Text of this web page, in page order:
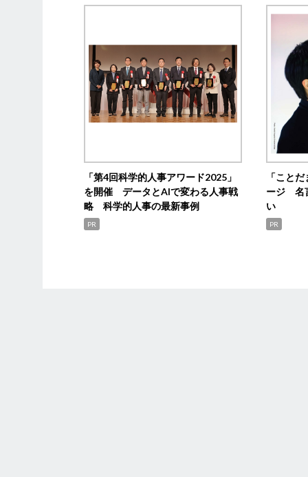
「第4回科学的人事アワード2025」
を開催 データとAIで変わる人事戦
略 科学的人事の最新事例
PR
「こと
ージ 名
い
PR